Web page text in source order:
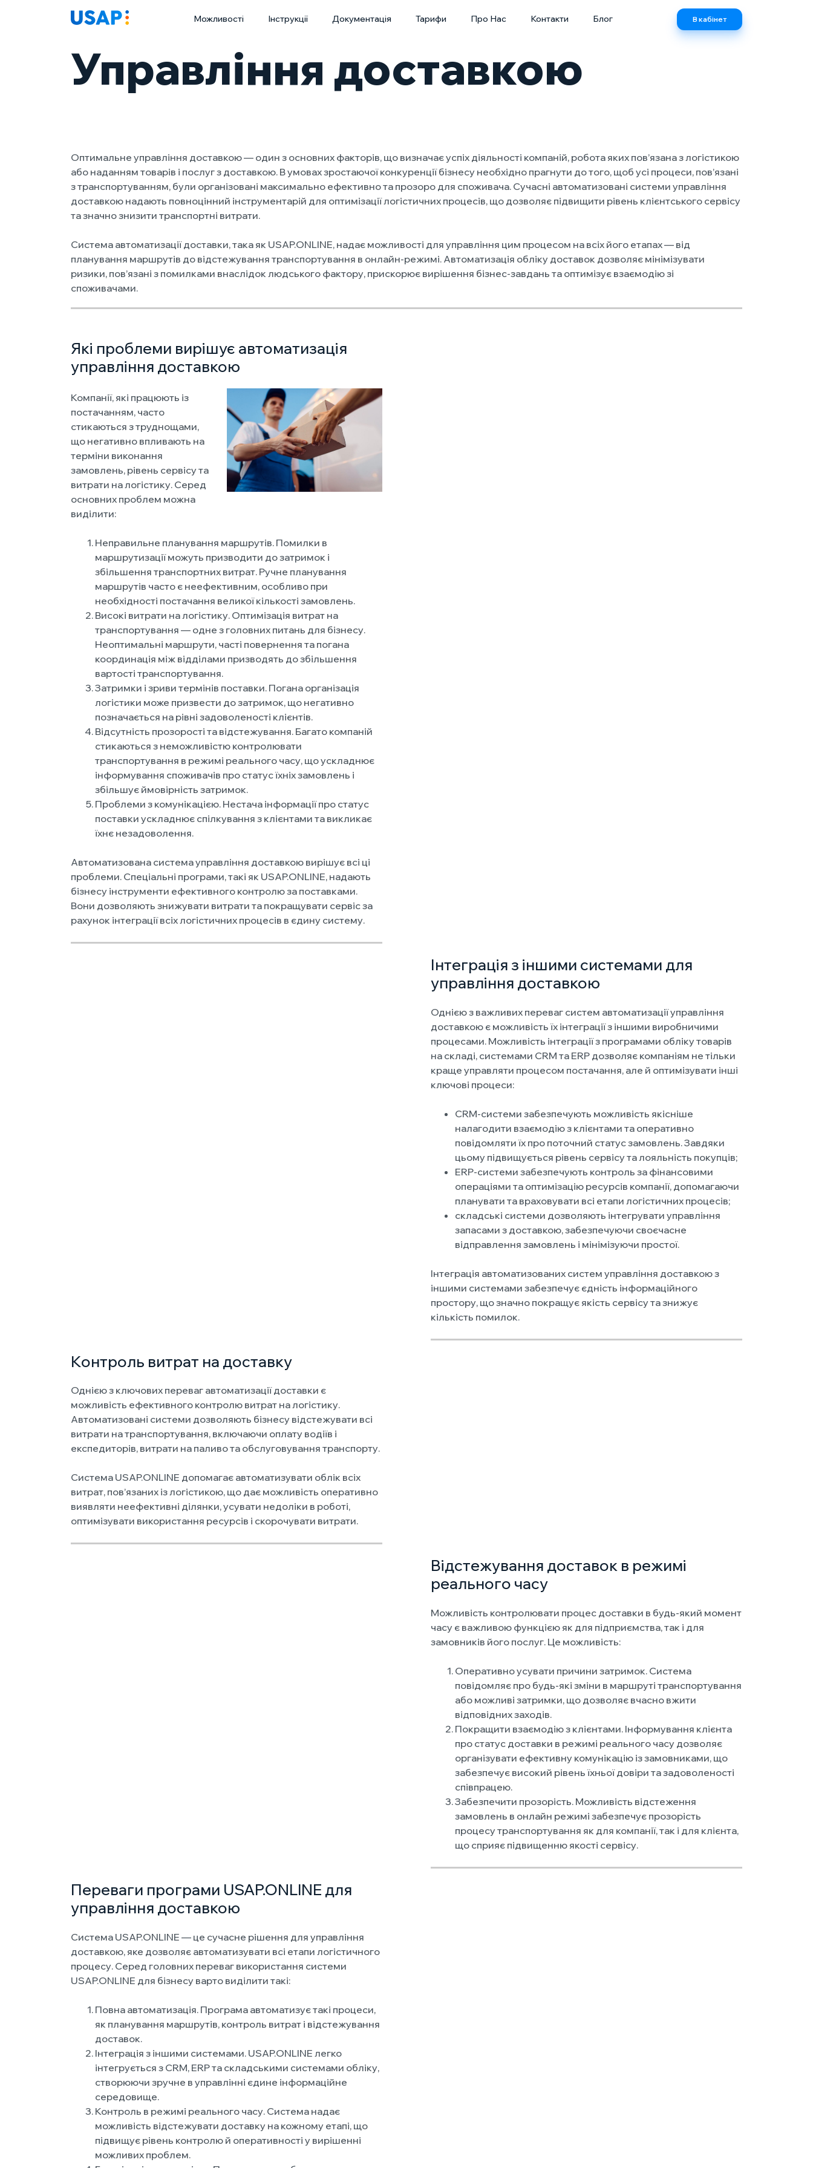
Можливості Інструкції Документація Тарифи Про Нас Контакти Блог В кабінет
Управління доставкою
Оптимальне управління доставкою — один з основних факторів, що визначає успіх діяльності компаній, робота яких пов’язана з логістикою
або наданням товарів і послуг з доставкою. В умовах зростаючої конкуренції бізнесу необхідно прагнути до того, щоб усі процеси, пов’язані
з транспортуванням, були організовані максимально ефективно та прозоро для споживача. Сучасні автоматизовані системи управління
доставкою надають повноцінний інструментарій для оптимізації логістичних процесів, що дозволяє підвищити рівень клієнтського сервісу
та значно знизити транспортні витрати.
Система автоматизації доставки, така як USAP.ONLINE, надає можливості для управління цим процесом на всіх його етапах — від
планування маршрутів до відстежування транспортування в онлайн-режимі. Автоматизація обліку доставок дозволяє мінімізувати
ризики, пов’язані з помилками внаслідок людського фактору, прискорює вирішення бізнес-завдань та оптимізує взаємодію зі
споживачами.
Які проблеми вирішує автоматизація
управління доставкою
Компанії, які працюють із
постачанням, часто
стикаються з труднощами,
що негативно впливають на
терміни виконання
замовлень, рівень сервісу та
витрати на логістику. Серед
основних проблем можна
виділити:
Неправильне планування маршрутів. Помилки в
маршрутизації можуть призводити до затримок і
збільшення транспортних витрат. Ручне планування
маршрутів часто є неефективним, особливо при
необхідності постачання великої кількості замовлень.
Високі витрати на логістику. Оптимізація витрат на
транспортування — одне з головних питань для бізнесу.
Неоптимальні маршрути, часті повернення та погана
координація між відділами призводять до збільшення
вартості транспортування.
Затримки і зриви термінів поставки. Погана організація
логістики може призвести до затримок, що негативно
позначається на рівні задоволеності клієнтів.
Відсутність прозорості та відстежування. Багато компаній
стикаються з неможливістю контролювати
транспортування в режимі реального часу, що ускладнює
інформування споживачів про статус їхніх замовлень і
збільшує ймовірність затримок.
Проблеми з комунікацією. Нестача інформації про статус
поставки ускладнює спілкування з клієнтами та викликає
їхнє незадоволення.
Автоматизована система управління доставкою вирішує всі ці
проблеми. Спеціальні програми, такі як USAP.ONLINE, надають
бізнесу інструменти ефективного контролю за поставками.
Вони дозволяють знижувати витрати та покращувати сервіс за
рахунок інтеграції всіх логістичних процесів в єдину систему.
Інтеграція з іншими системами для
управління доставкою
Однією з важливих переваг систем автоматизації управління
доставкою є можливість їх інтеграції з іншими виробничими
процесами. Можливість інтеграції з програмами обліку товарів
на складі, системами CRM та ERP дозволяє компаніям не тільки
краще управляти процесом постачання, але й оптимізувати інші
ключові процеси:
CRM-системи забезпечують можливість якісніше
налагодити взаємодію з клієнтами та оперативно
повідомляти їх про поточний статус замовлень. Завдяки
цьому підвищується рівень сервісу та лояльність покупців;
ERP-системи забезпечують контроль за фінансовими
операціями та оптимізацію ресурсів компанії, допомагаючи
планувати та враховувати всі етапи логістичних процесів;
складські системи дозволяють інтегрувати управління
запасами з доставкою, забезпечуючи своєчасне
відправлення замовлень і мінімізуючи простої.
Інтеграція автоматизованих систем управління доставкою з
іншими системами забезпечує єдність інформаційного
простору, що значно покращує якість сервісу та знижує
кількість помилок.
Контроль витрат на доставку
Однією з ключових переваг автоматизації доставки є
можливість ефективного контролю витрат на логістику.
Автоматизовані системи дозволяють бізнесу відстежувати всі
витрати на транспортування, включаючи оплату водіїв і
експедиторів, витрати на паливо та обслуговування транспорту.
Система USAP.ONLINE допомагає автоматизувати облік всіх
витрат, пов’язаних із логістикою, що дає можливість оперативно
виявляти неефективні ділянки, усувати недоліки в роботі,
оптимізувати використання ресурсів і скорочувати витрати.
Відстежування доставок в режимі
реального часу
Можливість контролювати процес доставки в будь-який момент
часу є важливою функцією як для підприємства, так і для
замовників його послуг. Це можливість:
Оперативно усувати причини затримок. Система
повідомляє про будь-які зміни в маршруті транспортування
або можливі затримки, що дозволяє вчасно вжити
відповідних заходів.
Покращити взаємодію з клієнтами. Інформування клієнта
про статус доставки в режимі реального часу дозволяє
організувати ефективну комунікацію із замовниками, що
забезпечує високий рівень їхньої довіри та задоволеності
співпрацею.
Забезпечити прозорість. Можливість відстеження
замовлень в онлайн режимі забезпечує прозорість
процесу транспортування як для компанії, так і для клієнта,
що сприяє підвищенню якості сервісу.
Переваги програми USAP.ONLINE для
управління доставкою
Система USAP.ONLINE — це сучасне рішення для управління
доставкою, яке дозволяє автоматизувати всі етапи логістичного
процесу. Серед головних переваг використання системи
USAP.ONLINE для бізнесу варто виділити такі:
Повна автоматизація. Програма автоматизує такі процеси,
як планування маршрутів, контроль витрат і відстежування
доставок.
Інтеграція з іншими системами. USAP.ONLINE легко
інтегрується з CRM, ERP та складськими системами обліку,
створюючи зручне в управлінні єдине інформаційне
середовище.
Контроль в режимі реального часу. Система надає
можливість відстежувати доставку на кожному етапі, що
підвищує рівень контролю й оперативності у вирішенні
можливих проблем.